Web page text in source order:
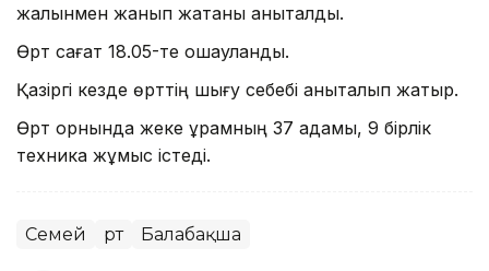
жалынмен жанып жатқаны анықталды.
Өрт сағат 18.05-те оқшауланды.
Қазіргі кезде өрттің шығу себебі анықталып жатыр.
Өрт орнында жеке құрамның 37 адамы, 9 бірлік
техника жұмыс істеді.
Семей Өрт Балабақша